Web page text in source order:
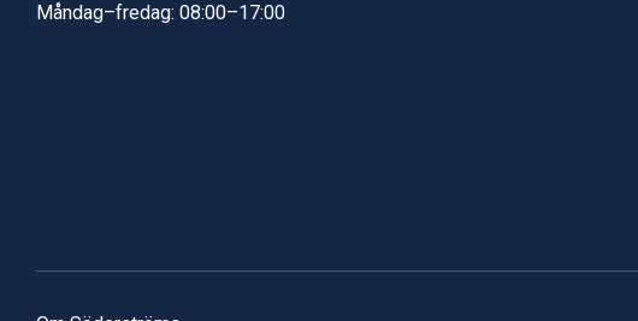
Måndag–fredag: 08:00–17:00